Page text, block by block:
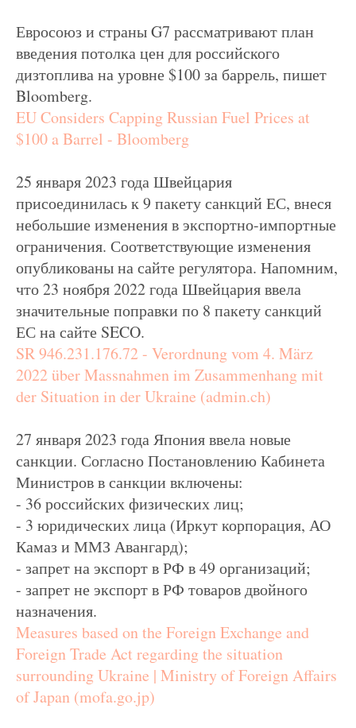
Евросоюз и страны G7 рассматривают план
введения потолка цен для российского
дизтоплива на уровне $100 за баррель, пишет
Bloomberg.
EU Considers Capping Russian Fuel Prices at
$100 a Barrel - Bloomberg
25 января 2023 года Швейцария
присоединилась к 9 пакету санкций ЕС, внеся
небольшие изменения в экспортно-импортные
ограничения. Соответствующие изменения
опубликованы на сайте регулятора. Напомним,
что 23 ноября 2022 года Швейцария ввела
значительные поправки по 8 пакету санкций
ЕС на сайте SECO.
SR 946.231.176.72 - Verordnung vom 4. März
2022 über Massnahmen im Zusammenhang mit
der Situation in der Ukraine (admin.ch)
27 января 2023 года Япония ввела новые
санкции. Согласно Постановлению Кабинета
Министров в санкции включены:
- 36 российских физических лиц;
- 3 юридических лица (Иркут корпорация, АО
Камаз и ММЗ Авангард);
- запрет на экспорт в РФ в 49 организаций;
- запрет не экспорт в РФ товаров двойного
назначения.
Measures based on the Foreign Exchange and
Foreign Trade Act regarding the situation
surrounding Ukraine | Ministry of Foreign Affairs
of Japan (mofa.go.jp)